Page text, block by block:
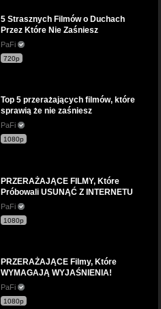
5 Strasznych Filmów o Duchach
Przez Które Nie Zaśniesz
PaFi
720p
Top 5 przerażających filmów, które
sprawią że nie zaśniesz
PaFi
1080p
PRZERAŻAJĄCE FILMY, Które
Próbowali USUNĄĆ Z INTERNETU
PaFi
1080p
PRZERAŻAJĄCE Filmy, Które
WYMAGAJĄ WYJAŚNIENIA!
PaFi
1080p